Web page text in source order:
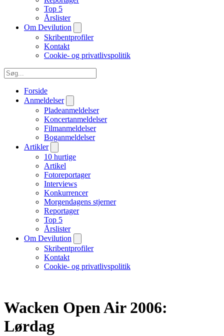
Top 5
Årslister
Om Devilution
Skribentprofiler
Kontakt
Cookie- og privatlivspolitik
Forside
Anmeldelser
Pladeanmeldelser
Koncertanmeldelser
Filmanmeldelser
Boganmeldelser
Artikler
10 hurtige
Artikel
Fotoreportager
Interviews
Konkurrencer
Morgendagens stjerner
Reportager
Top 5
Årslister
Om Devilution
Skribentprofiler
Kontakt
Cookie- og privatlivspolitik
Wacken Open Air 2006:
Lørdag